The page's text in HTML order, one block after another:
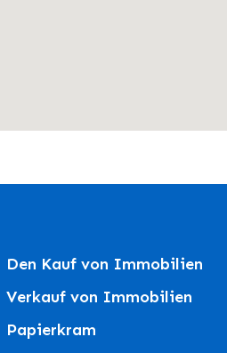
Den Kauf von Immobilien
Verkauf von Immobilien
Papierkram